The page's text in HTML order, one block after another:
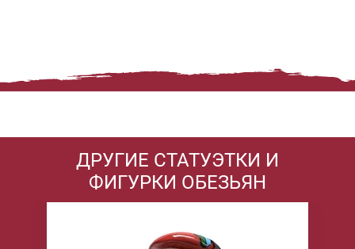
ДРУГИЕ СТАТУЭТКИ И
ФИГУРКИ ОБЕЗЬЯН